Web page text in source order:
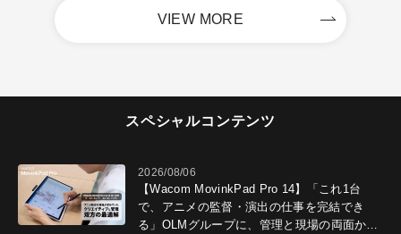
VIEW MORE
スペシャルコンテンツ
2026/08/06
【Wacom MovinkPad Pro 14】「これ1台
で、アニメの監督・演出の仕事を完結でき
る」OLMグループに、管理と現場の両面から